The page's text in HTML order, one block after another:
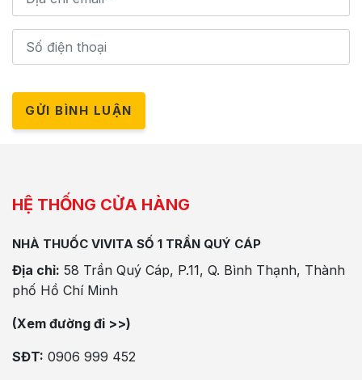
GỬI BÌNH LUẬN
HỆ THỐNG CỬA HÀNG
NHÀ THUỐC VIVITA SỐ 1 TRẦN QUÝ CÁP
Địa chỉ: 58 Trần Quý Cáp, P.11, Q. Bình Thạnh, Thành
phố Hồ Chí Minh
(Xem đường đi >>)
SĐT: 0906 999 452